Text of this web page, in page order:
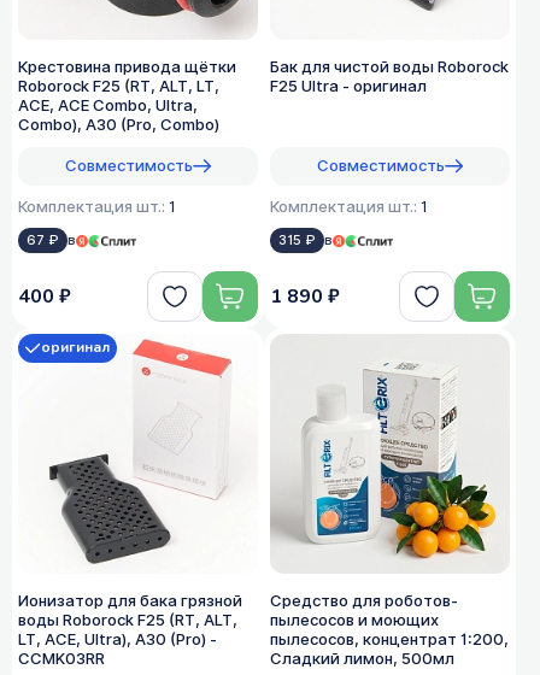
Крестовина привода щётки
Roborock F25 (RT, ALT, LT,
ACE, ACE Combo, Ultra,
Combo), A30 (Pro, Combo)
Совместимость
Комплектация шт.: 1
67 ₽ в
400 ₽
Бак для чистой воды Roborock
F25 Ultra - оригинал
Совместимость
Комплектация шт.: 1
315 ₽ в
1 890 ₽
Ионизатор для бака грязной
воды Roborock F25 (RT, ALT,
LT, ACE, Ultra), A30 (Pro) -
CCMK03RR
оригинал
Средство для роботов-
пылесосов и моющих
пылесосов, концентрат 1:200,
Сладкий лимон, 500мл